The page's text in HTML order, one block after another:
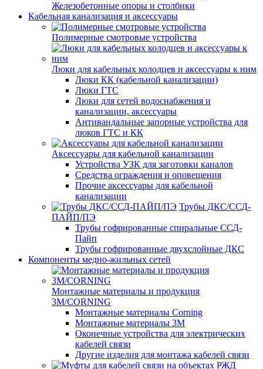
Железобетонные опоры и столбики
Кабельная канализация и аксессуары
Полимерные смотровые устройства
Люки для кабельных колодцев и аксессуары к ним
Люки КК (кабельной канализации)
Люки ГТС
Люки для сетей водоснабжения и
канализации, аксессуары
Антивандальные запорные устройства для
люков ГТС и КК
Аксессуары для кабельной канализации
Устройства УЗК для заготовки каналов
Средства ограждения и оповещения
Прочие аксессуары для кабельной
канализации
Трубы ДКС/ССД-
ПАЙП/ПЭ
Трубы гофрированные спиральные ССД-
Пайп
Трубы гофрированные двухслойные ДКС
Компоненты медно-жильных сетей
Монтажные материалы и продукция
3M/CORNING
Монтажные материалы Corning
Монтажные материалы 3M
Оконечные устройства для электрических
кабелей связи
Другие изделия для монтажа кабелей связи